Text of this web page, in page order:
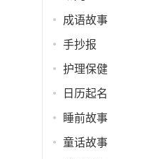
成语故事
手抄报
护理保健
日历起名
睡前故事
童话故事